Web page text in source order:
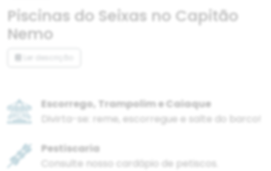
Piscinas do Seixas no Capitão
Nemo
Escorrego, Trampolim e Caiaque
Divirta-se: reme, escorregue e salte do barco!
Pestiscaria
Consulte nosso cardápio de petiscos.